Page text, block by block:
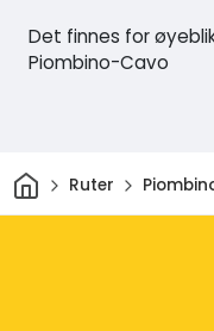
Det finnes for
Piombino-Cavo
HjemRuter